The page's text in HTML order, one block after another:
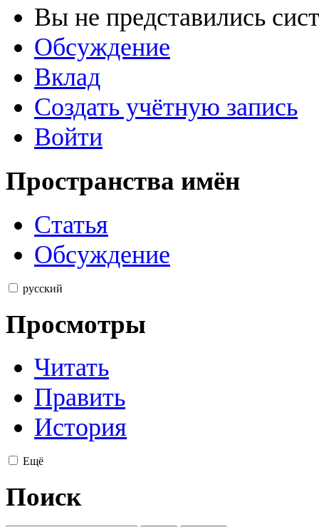
Вы не представились
Обсуждение
Вклад
Создать учётную запись
Войти
Пространства имён
Статья
Обсуждение
русский
Просмотры
Читать
Править
История
Ещё
Поиск